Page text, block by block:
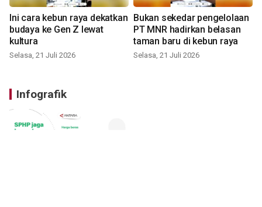
Ini cara kebun raya dekatkan
budaya ke Gen Z lewat
kultura
Selasa, 21 Juli 2026
Bukan sekedar pengelolaan
PT MNR hadirkan belasan
taman baru di kebun raya
Selasa, 21 Juli 2026
Infografik